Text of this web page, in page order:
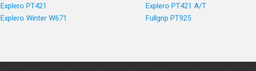
Explero PT421
Explero PT421 A/T
Explero Winter W671 Fullgrip PT925